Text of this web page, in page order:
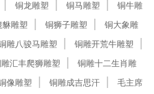
铜龙雕塑 铜马雕塑
铜牛雕
貅雕塑 铜狮子雕塑
铜大象雕
雕八骏马雕塑
铜雕开荒牛雕塑
汇丰爬狮雕塑
铜雕十二生肖雕
像雕塑 铜雕成吉思汗
毛主席